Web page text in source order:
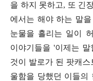
을 하지 못하고, 또 긴
에서는 해야 하는 말
눈물을 흘리는 일이
이야기들을 '이제는 말
것이 발로가 된 팟캐
울함을 당했던 이들의